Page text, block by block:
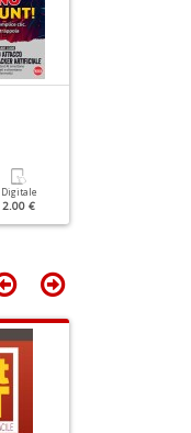
Digitale
2.00 €